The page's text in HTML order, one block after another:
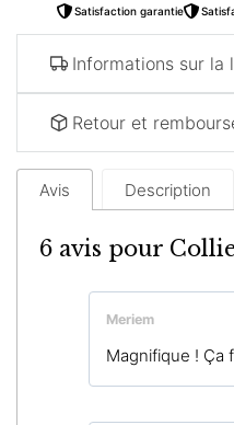
Satisfaction garantie
Informations sur la
Retour et
Avis Description
6 avis pour
Meriem
Magnifique ! Ça